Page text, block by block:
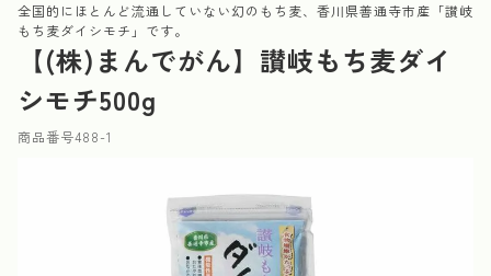
全国的にほとんど流通していない幻のもち麦、香川県善通寺市産「讃岐
もち麦ダイシモチ」です。
【(株)まんでがん】讃岐もち麦ダイ
シモチ500g
商品番号488-1